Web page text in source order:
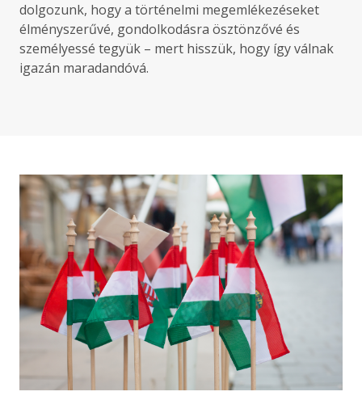
dolgozunk, hogy a történelmi megemlékezéseket
élményszerűvé, gondolkodásra ösztönzővé és
személyessé tegyük – mert hisszük, hogy így válnak
igazán maradandóvá.